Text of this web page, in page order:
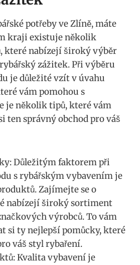
potřeby⁢ ve Zlíně,‌ máte
kraji existuje několik‌
⁣které nabízejí široký výběr
zážitek. ‍Při ⁢výběru
je ‌důležité vzít v úvahu
‍vám⁤ pomohou s
je několik⁣ tipů, které vám
ten správný obchod pro váš⁢
Důležitým faktorem‍ při‍
s‍ rybářským vybavením je
Zajímejte se ‍o​
​nabízejí široký​ sortiment⁣
výrobců. ‌To vám
si ty nejlepší pomůcky, které⁢
váš ⁢styl rybaření.
⁣Kvalita vybavení ⁣je